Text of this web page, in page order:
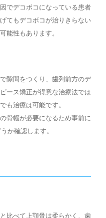
でデコボコになっている患者
てもデコボコが治りきらない
能性もあります。
隙間をつくり、歯列前方のデ
ース矯正が得意な治療法では
も治療は可能です。
骨幅が必要になるため事前に
か確認します。
比べて上顎骨は柔らかく、歯